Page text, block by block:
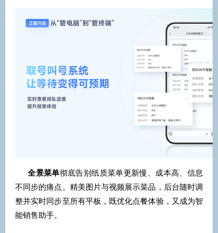
全景菜单彻底告别纸质菜单更新慢、成本高、信息
不同步的痛点。精美图片与视频展示菜品，后台随时调
整并实时同步至所有平板，既优化点餐体验，又成为智
能销售助手。